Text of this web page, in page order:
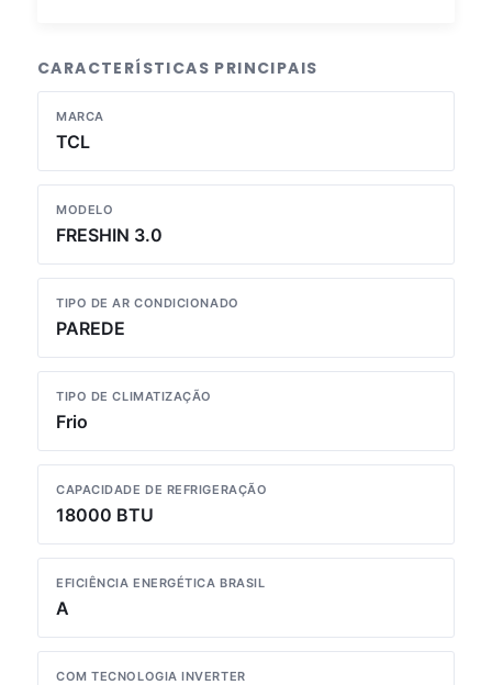
CARACTERÍSTICAS PRINCIPAIS
MARCA
TCL
MODELO
FRESHIN 3.0
TIPO DE AR CONDICIONADO
PAREDE
TIPO DE CLIMATIZAÇÃO
Frio
CAPACIDADE DE REFRIGERAÇÃO
18000 BTU
EFICIÊNCIA ENERGÉTICA BRASIL
A
COM TECNOLOGIA INVERTER